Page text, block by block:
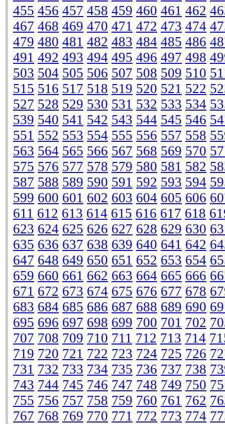
455 456 457 458 459 460 461 462
467 468 469 470 471 472 473 474
479 480 481 482 483 484 485 486
491 492 493 494 495 496 497 498
503 504 505 506 507 508 509 510
515 516 517 518 519 520 521 522
527 528 529 530 531 532 533 534
539 540 541 542 543 544 545 546
551 552 553 554 555 556 557 558
563 564 565 566 567 568 569 570
575 576 577 578 579 580 581 582
587 588 589 590 591 592 593 594
599 600 601 602 603 604 605 606
611 612 613 614 615 616 617 618
623 624 625 626 627 628 629 630
635 636 637 638 639 640 641 642
647 648 649 650 651 652 653 654
659 660 661 662 663 664 665 666
671 672 673 674 675 676 677 678
683 684 685 686 687 688 689 690
695 696 697 698 699 700 701 702
707 708 709 710 711 712 713 714
719 720 721 722 723 724 725 726
731 732 733 734 735 736 737 738
743 744 745 746 747 748 749 750
755 756 757 758 759 760 761 762
767 768 769 770 771 772 773 774